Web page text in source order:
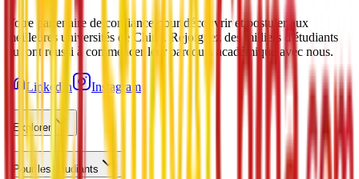
Votre partenaire de confiance pour découvrir et postuler aux
meilleures universités de Chine. Rejoignez des milliers d'étudiants
qui ont réussi à commencer leur parcours académique avec nous.
LinkedIn Instagram
Explorer
Pour les Étudiants